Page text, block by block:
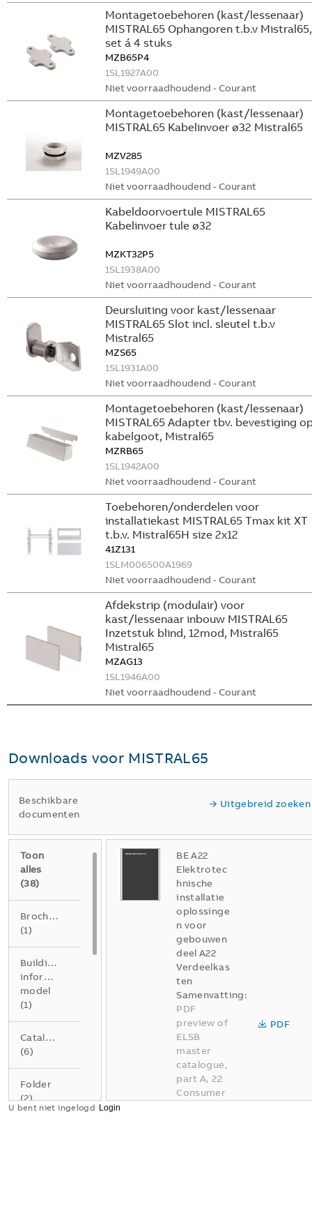
Montagetoebehoren (kast/lessenaar)
MISTRAL65 Ophangoren t.b.v Mistral65,
set á 4 stuks
MZB65P4
1SL1927A00
Niet voorraadhoudend - Courant
Montagetoebehoren (kast/lessenaar)
MISTRAL65 Kabelinvoer ø32 Mistral65
MZV285
1SL1949A00
Niet voorraadhoudend - Courant
Kabeldoorvoertule MISTRAL65
Kabelinvoer tule ø32
MZKT32P5
1SL1938A00
Niet voorraadhoudend - Courant
Deursluiting voor kast/lessenaar
MISTRAL65 Slot incl. sleutel t.b.v
Mistral65
MZS65
1SL1931A00
Niet voorraadhoudend - Courant
Montagetoebehoren (kast/lessenaar)
MISTRAL65 Adapter tbv. bevestiging
kabelgoot, Mistral65
MZRB65
1SL1942A00
Niet voorraadhoudend - Courant
Toebehoren/onderdelen voor
installatiekast MISTRAL65 Tmax kit XT
t.b.v. Mistral65H size 2x12
41Z131
1SLM006500A1969
Niet voorraadhoudend - Courant
Afdekstrip (modulair) voor
kast/lessenaar inbouw MISTRAL65
Inzetstuk blind, 12mod, Mistral65
Mistral65
MZAG13
1SL1946A00
Niet voorraadhoudend - Courant
Downloads voor MISTRAL65
Beschikbare
documenten
Uitgebreid zoeken
Toon
alles
(38)
Brochure
(1)
Building
information
model
(1)
Catalogus
(6)
Folder
(2)
BE A22
Elektrotec
hnische
installatie
oplossinge
n voor
gebouwen
deel A22
Verdeelkas
ten
Samenvatting:
PDF
preview of
ELSB
master
catalogue,
part A, 22
Consumer
PDF
U bent niet ingelogd